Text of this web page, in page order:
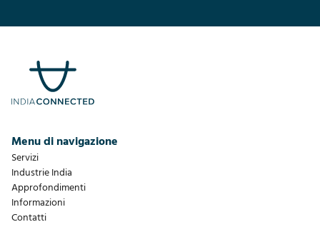
Menu di navigazione
Servizi
Industrie India
Approfondimenti
Informazioni
Contatti